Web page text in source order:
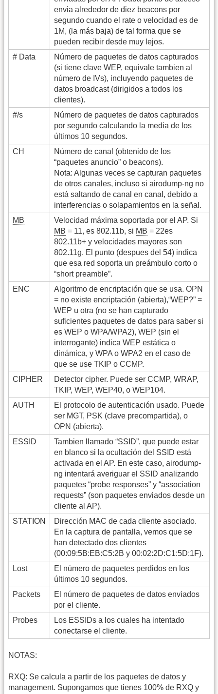
envia alrededor de diez beacons por
segundo cuando el rate o velocidad es de
1M, (la más baja) de tal forma que se
pueden recibir desde muy lejos.
# Data
Número de paquetes de datos capturados
(si tiene clave WEP, equivale tambien al
número de IVs), incluyendo paquetes de
datos broadcast (dirigidos a todos los
clientes).
#/s
Número de paquetes de datos capturados
por segundo calculando la media de los
últimos 10 segundos.
CH
Número de canal (obtenido de los
“paquetes anuncio” o beacons).
Nota: Algunas veces se capturan paquetes
de otros canales, incluso si airodump-ng no
está saltando de canal en canal, debido a
interferencias o solapamientos en la señal.
MB
Velocidad máxima soportada por el AP. Si
MB = 11, es 802.11b, si MB = 22es
802.11b+ y velocidades mayores son
802.11g. El punto (despues del 54) indica
que esa red soporta un preámbulo corto o
“short preamble”.
ENC
Algoritmo de encriptación que se usa. OPN
= no existe encriptación (abierta),“WEP?” =
WEP u otra (no se han capturado
suficientes paquetes de datos para saber si
es WEP o WPA/WPA2), WEP (sin el
interrogante) indica WEP estática o
dinámica, y WPA o WPA2 en el caso de
que se use TKIP o CCMP.
CIPHER
Detector cipher. Puede ser CCMP, WRAP,
TKIP, WEP, WEP40, o WEP104.
AUTH
El protocolo de autenticación usado. Puede
ser MGT, PSK (clave precompartida), o
OPN (abierta).
ESSID
Tambien llamado “SSID”, que puede estar
en blanco si la ocultación del SSID está
activada en el AP. En este caso, airodump-
ng intentará averiguar el SSID analizando
paquetes “probe responses” y “association
requests” (son paquetes enviados desde un
cliente al AP).
STATION
Dirección MAC de cada cliente asociado.
En la captura de pantalla, vemos que se
han detectado dos clientes
(00:09:5B:EB:C5:2B y 00:02:2D:C1:5D:1F).
Lost
El número de paquetes perdidos en los
últimos 10 segundos.
Packets
El número de paquetes de datos enviados
por el cliente.
Probes
Los ESSIDs a los cuales ha intentado
conectarse el cliente.
NOTAS:
RXQ: Se calcula a partir de los paquetes de datos y
management. Supongamos que tienes 100% de RXQ y